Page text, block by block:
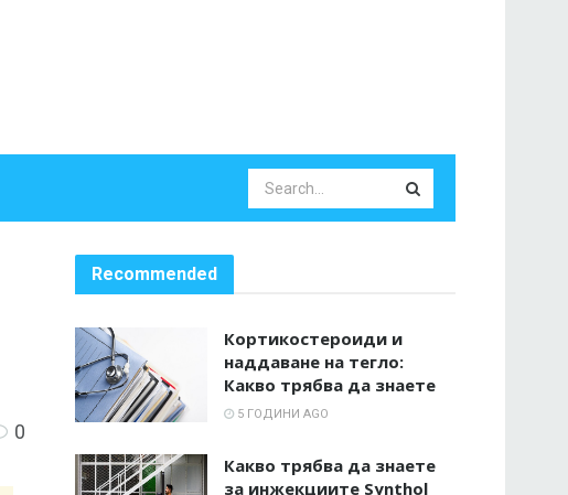
0
Recommended
Кортикостероиди и
наддаване на тегло:
Какво трябва да знаете
5 ГОДИНИ AGO
Какво трябва да знаете
за инжекциите Synthol